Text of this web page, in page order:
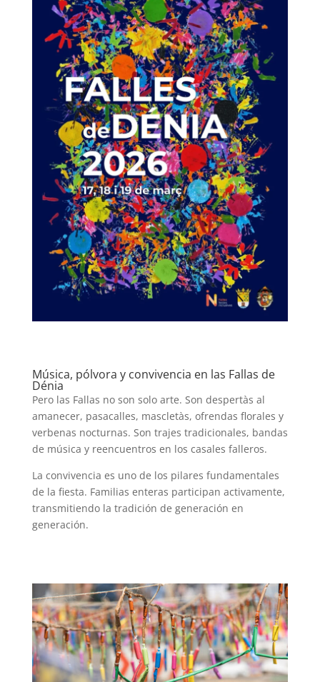
Música, pólvora y convivencia en las Fallas de
Dénia
Pero las Fallas no son solo arte. Son despertàs al
amanecer, pasacalles, mascletàs, ofrendas florales y
verbenas nocturnas. Son trajes tradicionales, bandas
de música y reencuentros en los casales falleros.
La convivencia es uno de los pilares fundamentales
de la fiesta. Familias enteras participan activamente,
transmitiendo la tradición de generación en
generación.